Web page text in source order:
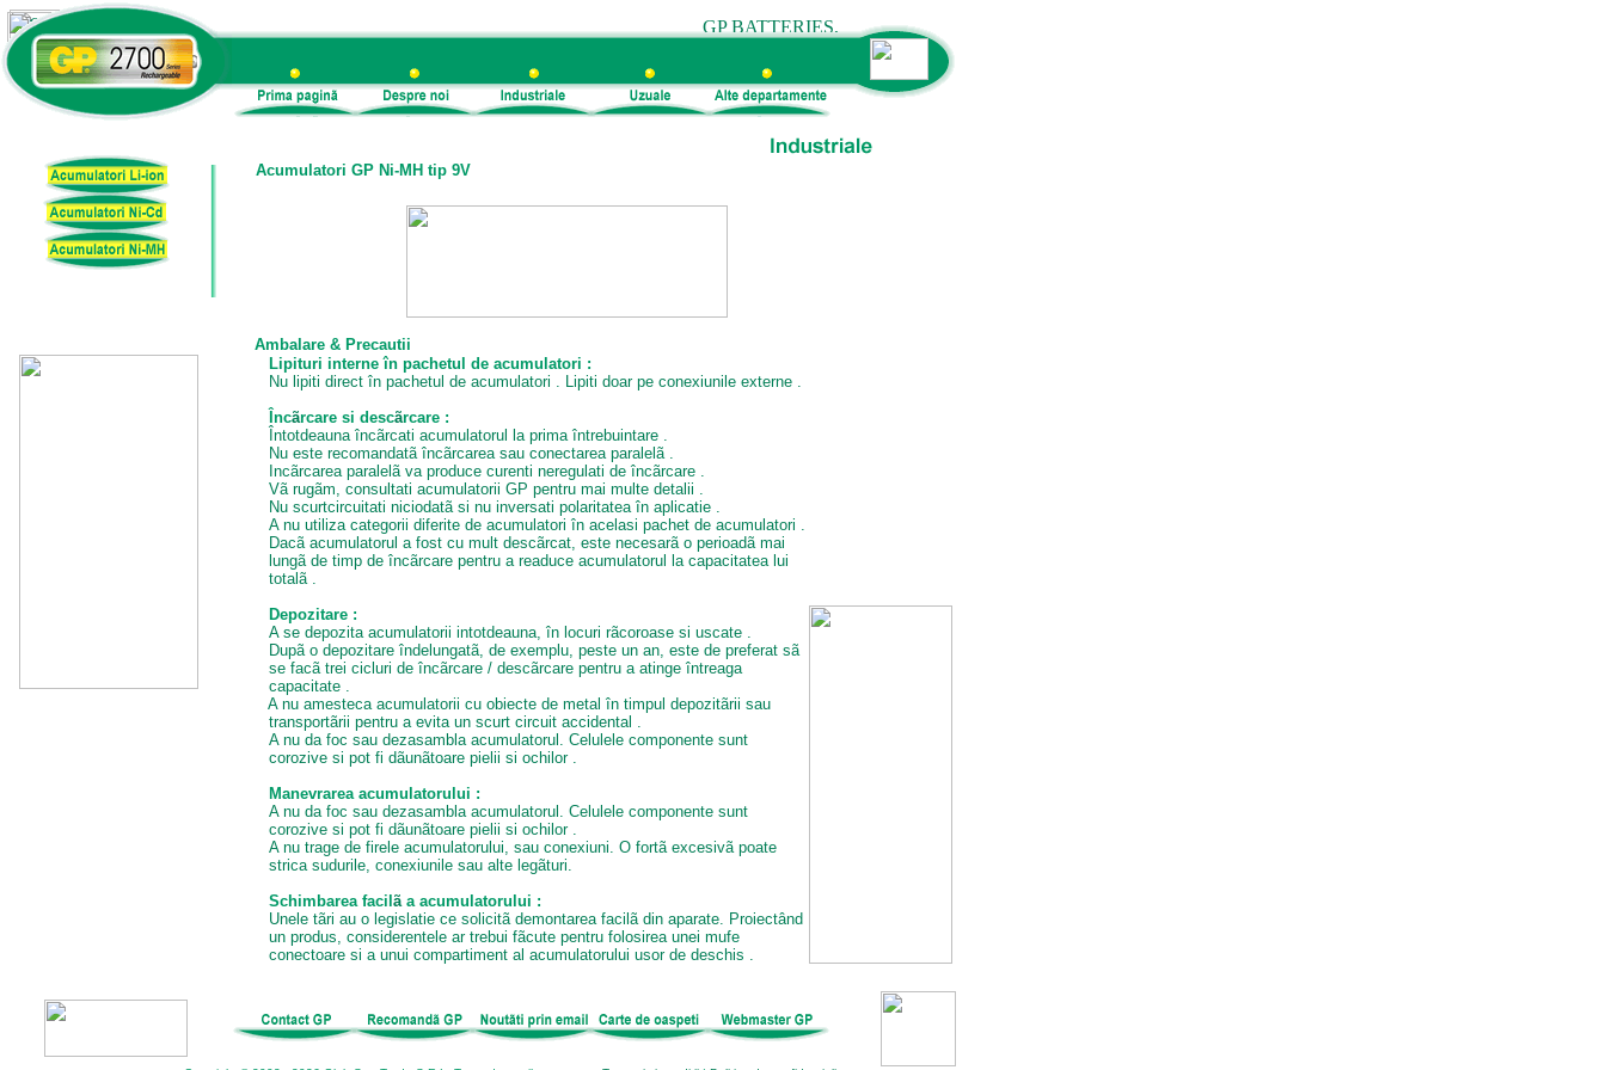
Acumulatori GP Ni-MH tip 9V
Ambalare & Precautii
Lipituri interne în pachetul de acumulatori :
Nu lipiti direct în pachetul de acumulatori . Lipiti doar pe conexiunile externe .
Încãrcare si descãrcare :
Întotdeauna încãrcati acumulatorul la prima întrebuintare .
Nu este recomandatã încãrcarea sau conectarea paralelã .
Incãrcarea paralelã va produce curenti neregulati de încãrcare .
Vã rugãm, consultati acumulatorii GP pentru mai multe detalii .
Nu scurtcircuitati niciodatã si nu inversati polaritatea în aplicatie .
A nu utiliza categorii diferite de acumulatori în acelasi pachet de acumulatori .
Dacã acumulatorul a fost cu mult descãrcat, este necesarã o perioadã mai
lungã de timp de încãrcare pentru a readuce acumulatorul la capacitatea lui
totalã .
Depozitare :
A se depozita acumulatorii intotdeauna, în locuri rãcoroase si uscate .
Dupã o depozitare îndelungatã, de exemplu, peste un an, este de preferat sã
se facã trei cicluri de încãrcare / descãrcare pentru a atinge întreaga
capacitate .
A nu amesteca acumulatorii cu obiecte de metal în timpul depozitãrii sau
transportãrii pentru a evita un scurt circuit accidental .
A nu da foc sau dezasambla acumulatorul. Celulele componente sunt
corozive si pot fi dãunãtoare pielii si ochilor .
Manevrarea acumulatorului :
A nu da foc sau dezasambla acumulatorul. Celulele componente sunt
corozive si pot fi dãunãtoare pielii si ochilor .
A nu trage de firele acumulatorului, sau conexiuni. O fortã excesivã poate
strica sudurile, conexiunile sau alte legãturi.
Schimbarea facil ãa acumulatorului :
Unele tãri au o legislatie ce solicitã demontarea facilã din aparate. Proiectând
un produs, considerentele ar trebui fãcute pentru folosirea unei mufe
conectoare si a unui compartiment al acumulatorului usor de deschis .